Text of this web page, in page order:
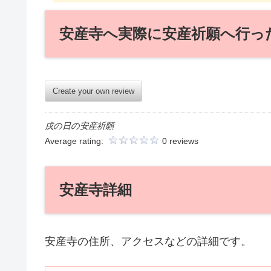
安産寺へ実際に安産祈願へ行っ
Create your own review
戌の日の安産祈願
Average rating:
0 reviews
安産寺詳細
安産寺の住所、アクセスなどの詳細です。